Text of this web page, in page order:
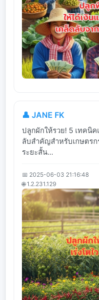
👤 JANE FK
ปลูกผักให้รวย! 5 เทคนิค
ลับสำคัญสำหรับเกษตรก
ระยะสั้น...
📅 2025-06-03 21:16:48
🌐 1.2.231.129